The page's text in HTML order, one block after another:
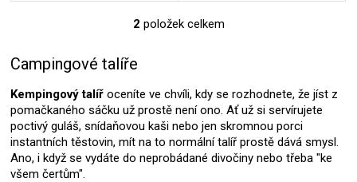
O
d
a
c
í
p
r
2 položek celkem
Campingové talíře
Kempingový talíř oceníte ve chvíli, kdy se rozhodnete, že jíst z
pomačkaného sáčku už prostě není ono. Ať už si servírujete
poctivý guláš, snídaňovou kaši nebo jen skromnou porci
instantních těstovin, mít na to normální talíř prostě dává smysl.
Ano, i když se vydáte do neprobádané divočiny nebo třeba "ke
všem čertům".